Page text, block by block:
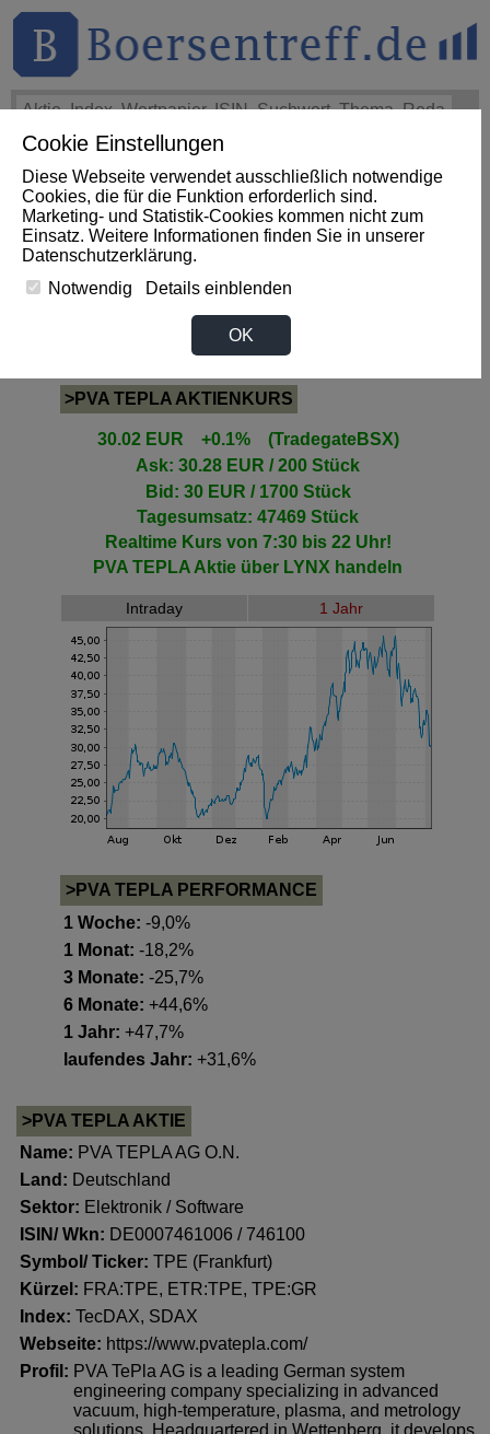
Cookie Einstellungen
Diese Webseite verwendet ausschließlich notwendige
Cookies, die für die Funktion erforderlich sind.
Marketing- und Statistik-Cookies kommen nicht zum
Einsatz. Weitere Informationen finden Sie in unserer
Datenschutzerklärung.
Notwendig
Details einblenden
OK
THEMEN HOT-STOCKS
Impact News +++ First Phosphate Corp.: First Phosphate
Announces Uplisting of American Depositary Receipt (ADR)
to Nasdaq... (Newsfile) +++ FIRST PHOSPHATE Aktie
+4,02%
PVA TEPLA Aktie
>PVA TEPLA AKTIENKURS
30.02 EUR +0.1% (TradegateBSX)
Ask: 30.28 EUR / 200 Stück
Bid: 30 EUR / 1700 Stück
Tagesumsatz: 47469 Stück
Realtime Kurs von 7:30 bis 22 Uhr!
PVA TEPLA Aktie über LYNX handeln
Intraday 1 Jahr
>PVA TEPLA PERFORMANCE
1 Woche: -9,0%
1 Monat: -18,2%
3 Monate: -25,7%
6 Monate: +44,6%
1 Jahr: +47,7%
laufendes Jahr: +31,6%
>PVA TEPLA AKTIE
Name: PVA TEPLA AG O.N.
Land: Deutschland
Sektor: Elektronik / Software
ISIN/ Wkn: DE0007461006 / 746100
Symbol/ Ticker: TPE (Frankfurt)
Kürzel: FRA:TPE, ETR:TPE, TPE:GR
Index: TecDAX, SDAX
Webseite: https://www.pvatepla.com/
Profil: PVA TePla AG is a leading German system
engineering company specializing in advanced
vacuum, high-temperature, plasma, and metrology
solutions. Headquartered in Wettenberg, it develops